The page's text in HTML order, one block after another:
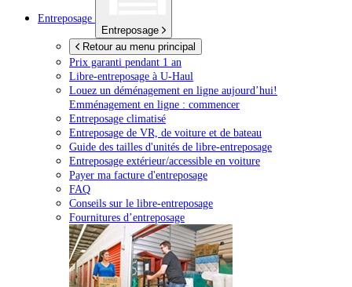
Entreposage
Entreposage
Retour au menu principal
Prix garanti pendant 1 an
Libre-entreposage à U-Haul
Louez un déménagement en ligne aujourd’hui!
Emménagement en ligne : commencer
Entreposage climatisé
Entreposage de VR, de voiture et de bateau
Guide des tailles d'unités de libre-entreposage
Entreposage extérieur/accessible en voiture
Payer ma facture d'entreposage
FAQ
Conseils sur le libre-entreposage
Fournitures d’entreposage